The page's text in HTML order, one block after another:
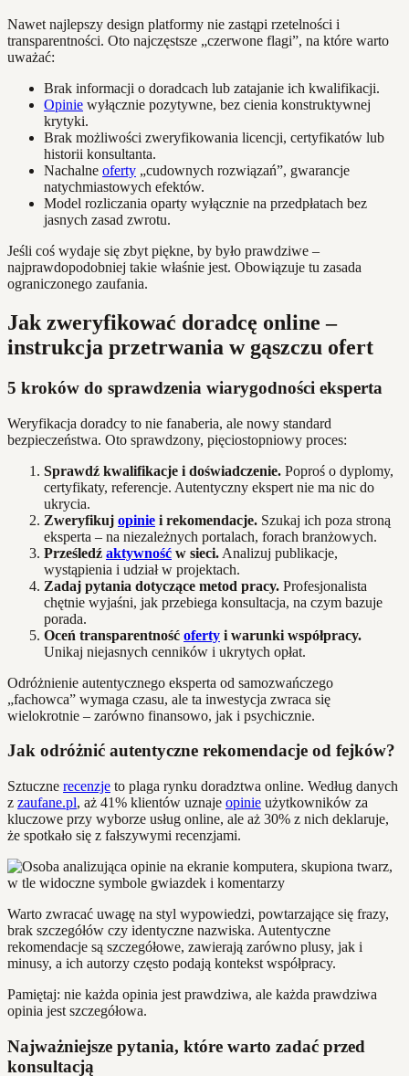
Nawet najlepszy design platformy nie zastąpi rzetelności i
transparentności. Oto najczęstsze „czerwone flagi”, na które warto
uważać:
Brak informacji o doradcach lub zatajanie ich kwalifikacji.
Opinie wyłącznie pozytywne, bez cienia konstruktywnej
krytyki.
Brak możliwości zweryfikowania licencji, certyfikatów lub
historii konsultanta.
Nachalne oferty „cudownych rozwiązań”, gwarancje
natychmiastowych efektów.
Model rozliczania oparty wyłącznie na przedpłatach bez
jasnych zasad zwrotu.
Jeśli coś wydaje się zbyt piękne, by było prawdziwe –
najprawdopodobniej takie właśnie jest. Obowiązuje tu zasada
ograniczonego zaufania.
Jak zweryfikować doradcę online –
instrukcja przetrwania w gąszczu ofert
5 kroków do sprawdzenia wiarygodności eksperta
Weryfikacja doradcy to nie fanaberia, ale nowy standard
bezpieczeństwa. Oto sprawdzony, pięciostopniowy proces:
Sprawdź kwalifikacje i doświadczenie. Poproś o dyplomy,
certyfikaty, referencje. Autentyczny ekspert nie ma nic do
ukrycia.
Zweryfikuj opinie i rekomendacje. Szukaj ich poza stroną
eksperta – na niezależnych portalach, forach branżowych.
Prześledź aktywność w sieci. Analizuj publikacje,
wystąpienia i udział w projektach.
Zadaj pytania dotyczące metod pracy. Profesjonalista
chętnie wyjaśni, jak przebiega konsultacja, na czym bazuje
porada.
Oceń transparentność oferty i warunki współpracy.
Unikaj niejasnych cenników i ukrytych opłat.
Odróżnienie autentycznego eksperta od samozwańczego
„fachowca” wymaga czasu, ale ta inwestycja zwraca się
wielokrotnie – zarówno finansowo, jak i psychicznie.
Jak odróżnić autentyczne rekomendacje od fejków?
Sztuczne recenzje to plaga rynku doradztwa online. Według danych
z zaufane.pl, aż 41% klientów uznaje opinie użytkowników za
kluczowe przy wyborze usług online, ale aż 30% z nich deklaruje,
że spotkało się z fałszywymi recenzjami.
Warto zwracać uwagę na styl wypowiedzi, powtarzające się frazy,
brak szczegółów czy identyczne nazwiska. Autentyczne
rekomendacje są szczegółowe, zawierają zarówno plusy, jak i
minusy, a ich autorzy często podają kontekst współpracy.
Pamiętaj: nie każda opinia jest prawdziwa, ale każda prawdziwa
opinia jest szczegółowa.
Najważniejsze pytania, które warto zadać przed
konsultacją